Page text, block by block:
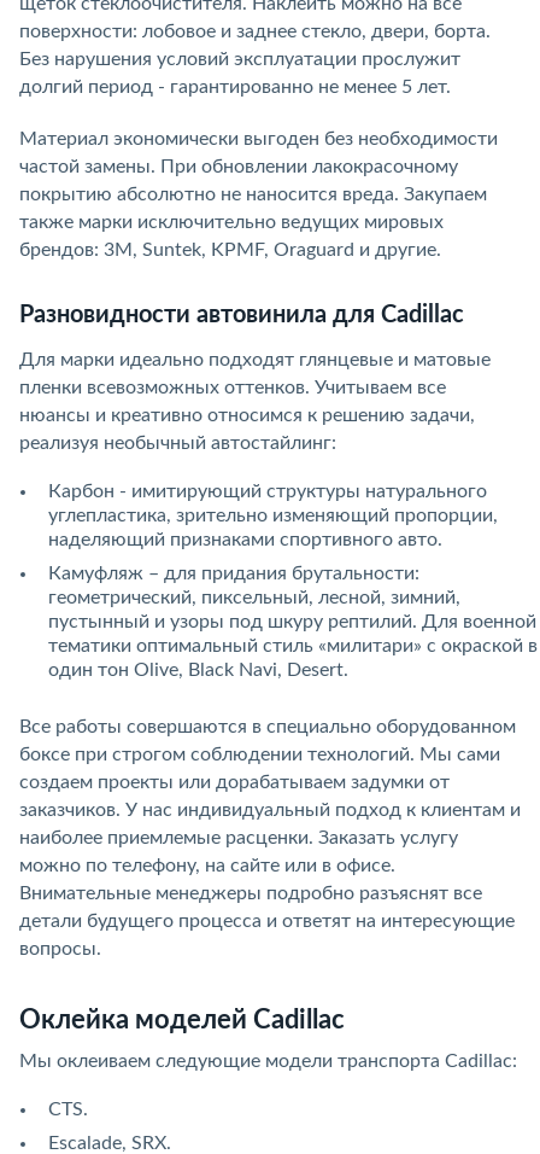
поверхности: лобовое и заднее стекло, двери, борта.
Без нарушения условий эксплуатации прослужит
долгий период - гарантированно не менее 5 лет.
Материал экономически выгоден без необходимости
частой замены. При обновлении лакокрасочному
покрытию абсолютно не наносится вреда. Закупаем
также марки исключительно ведущих мировых
брендов: 3M, Suntek, KPMF, Oraguard и другие.
Разновидности автовинила для Cadillac
Для марки идеально подходят глянцевые и матовые
пленки всевозможных оттенков. Учитываем все
нюансы и креативно относимся к решению задачи,
реализуя необычный автостайлинг:
Карбон - имитирующий структуры натурального
углепластика, зрительно изменяющий пропорции,
наделяющий признаками спортивного авто.
Камуфляж – для придания брутальности:
геометрический, пиксельный, лесной, зимний,
пустынный и узоры под шкуру рептилий. Для военной
тематики оптимальный стиль «милитари» с окраской в
один тон Olive, Black Navi, Desert.
Все работы совершаются в специально оборудованном
боксе при строгом соблюдении технологий. Мы сами
создаем проекты или дорабатываем задумки от
заказчиков. У нас индивидуальный подход к клиентам и
наиболее приемлемые расценки. Заказать услугу
можно по телефону, на сайте или в офисе.
Внимательные менеджеры подробно разъяснят все
детали будущего процесса и ответят на интересующие
вопросы.
Оклейка моделей Cadillac
Мы оклеиваем следующие модели транспорта Cadillac:
CTS.
Escalade, SRX.